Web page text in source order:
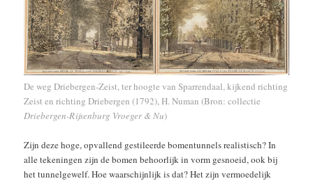
De weg Driebergen-Zeist, ter hoogte van Sparrendaal, kijkend richting
Zeist en richting Driebergen (1792), H. Numan (Bron: collectie
Driebergen-Rijsenburg Vroeger & Nu)
Zijn deze hoge, opvallend gestileerde bomentunnels realistisch? In
alle tekeningen zijn de bomen behoorlijk in vorm gesnoeid, ook bij
het tunnelgewelf. Hoe waarschijnlijk is dat? Het zijn vermoedelijk